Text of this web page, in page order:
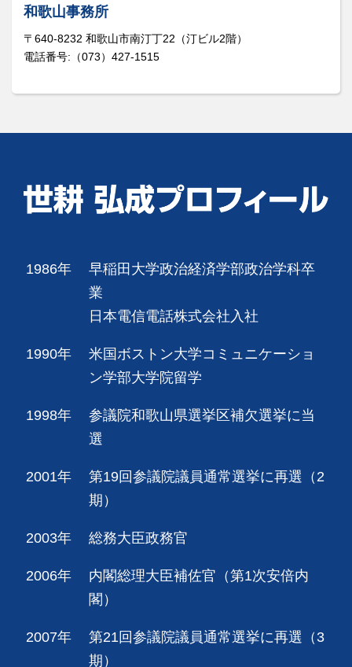
和歌山事務所
〒640-8232 和歌山市南汀丁22（汀ビル2階）
電話番号:（073）427-1515
1986年
早稲田大学政治経済学部政治学科卒
業
日本電信電話株式会社入社
1990年
米国ボストン大学コミュニケーショ
ン学部大学院留学
1998年
参議院和歌山県選挙区補欠選挙に当
選
2001年
第19回参議院議員通常選挙に再選（2
期）
2003年 総務大臣政務官
2006年
内閣総理大臣補佐官（第1次安倍内
閣）
2007年
第21回参議院議員通常選挙に再選（3
期）